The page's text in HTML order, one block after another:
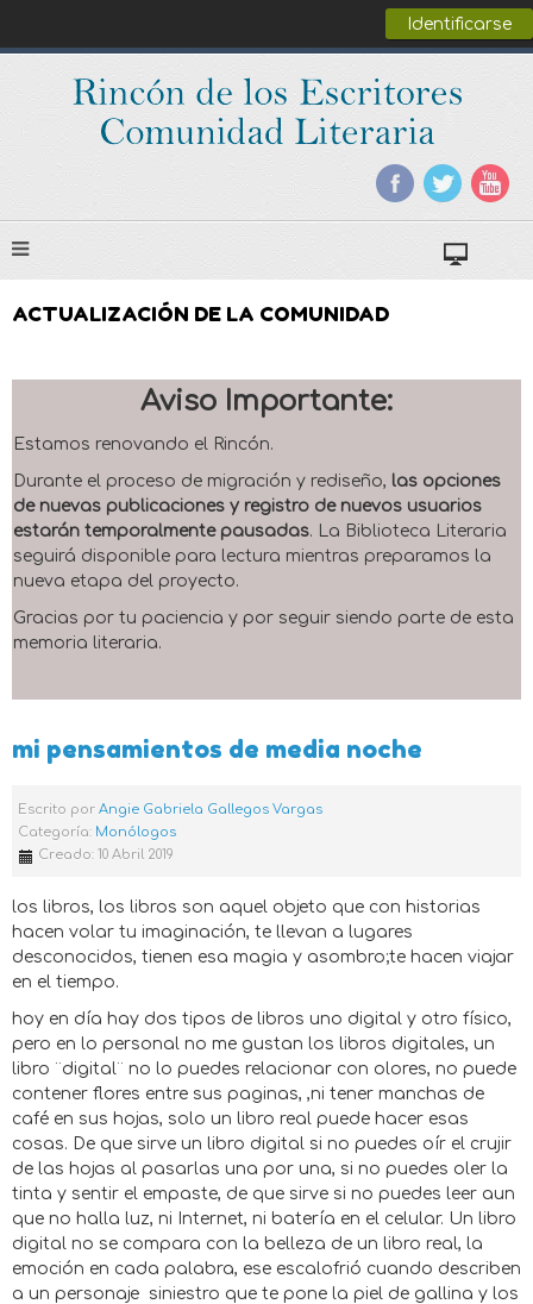
Identificarse
ACTUALIZACIÓN DE LA COMUNIDAD
Aviso Importante:
Estamos renovando el Rincón.
Durante el proceso de migración y rediseño, las opciones
de nuevas publicaciones y registro de nuevos usuarios
estarán temporalmente pausadas. La Biblioteca Literaria
seguirá disponible para lectura mientras preparamos la
nueva etapa del proyecto.
Gracias por tu paciencia y por seguir siendo parte de esta
memoria literaria.
mi pensamientos de media noche
Escrito por Angie Gabriela Gallegos Vargas
Categoría: Monólogos
Creado: 10 Abril 2019
los libros, los libros son aquel objeto que con historias
hacen volar tu imaginación, te llevan a lugares
desconocidos, tienen esa magia y asombro;te hacen viajar
en el tiempo.
hoy en día hay dos tipos de libros uno digital y otro físico,
pero en lo personal no me gustan los libros digitales, un
libro ¨digital¨ no lo puedes relacionar con olores, no puede
contener flores entre sus paginas, ,ni tener manchas de
café en sus hojas, solo un libro real puede hacer esas
cosas. De que sirve un libro digital si no puedes oír el crujir
de las hojas al pasarlas una por una, si no puedes oler la
tinta y sentir el empaste, de que sirve si no puedes leer aun
que no halla luz, ni Internet, ni batería en el celular. Un libro
digital no se compara con la belleza de un libro real, la
emoción en cada palabra, ese escalofrió cuando describen
a un personaje siniestro que te pone la piel de gallina y los